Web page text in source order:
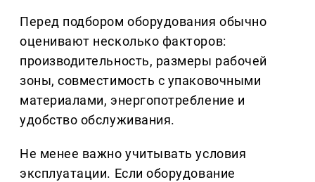
Перед подбором оборудования обычно
оценивают несколько факторов:
производительность, размеры рабочей
зоны, совместимость с упаковочными
материалами, энергопотребление и
удобство обслуживания.
Не менее важно учитывать условия
эксплуатации. Если оборудование